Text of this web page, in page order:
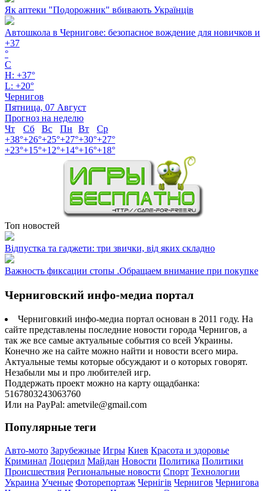
Як аптеки "Подорожник" вбивають Українців
Автошкола в Чернигове: безопасное вождение для новичков и
+37
°
C
H: +37°
L: +20°
Чернигов
Пятница, 07 Август
Прогноз на неделю
Чт
Сб Вс Пн Вт
Ср
+38°+26°+25°+27°+30°+27°
+23°+15°+12°+14°+16°+18°
Топ новостей
Відпустка та гаджети: три звички, від яких складно
Важность фиксации стопы .Обращаем внимание при покупке
Черниговский инфо-медиа портал
Черниговкий инфо-медиа портал основан в 2011 году. На
сайте представлены последние новости города Чернигов, а
так же все самые актуальные события со всей Украины.
Конечно же на сайте можно найти и новости всего мира.
Актуальные темы которые обсуждают и о которых говорят.
Незабыли мы и про любителей игр.
Поддержать проект можно на карту ощадбанка:
5167803243063760
Или на PayPal: ametvile@gmail.com
Популярные теги
Авто-мото Зарубежные Игры Киев Красота и здоровье
Криминал Лоцерил Майдан Новости Политика Политики
Происшествия Региональные новости Спорт Технологии
Украина Ученые Фоторепортаж Чернігів Чернигов Чернигова